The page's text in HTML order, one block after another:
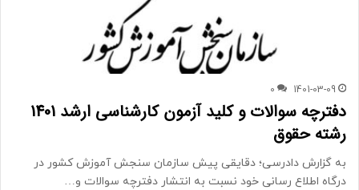
1401-03-09
0
دفترچه سوالات و کلید آزمون کارشناسی ارشد 1401
رشته حقوق
به گزارش دادرسی؛ دقایقی پیش سازمان سنجش آموزش کشور در
درگاه اطلاع رسانی خود نسبت به انتشار دفترچه سوالات و…